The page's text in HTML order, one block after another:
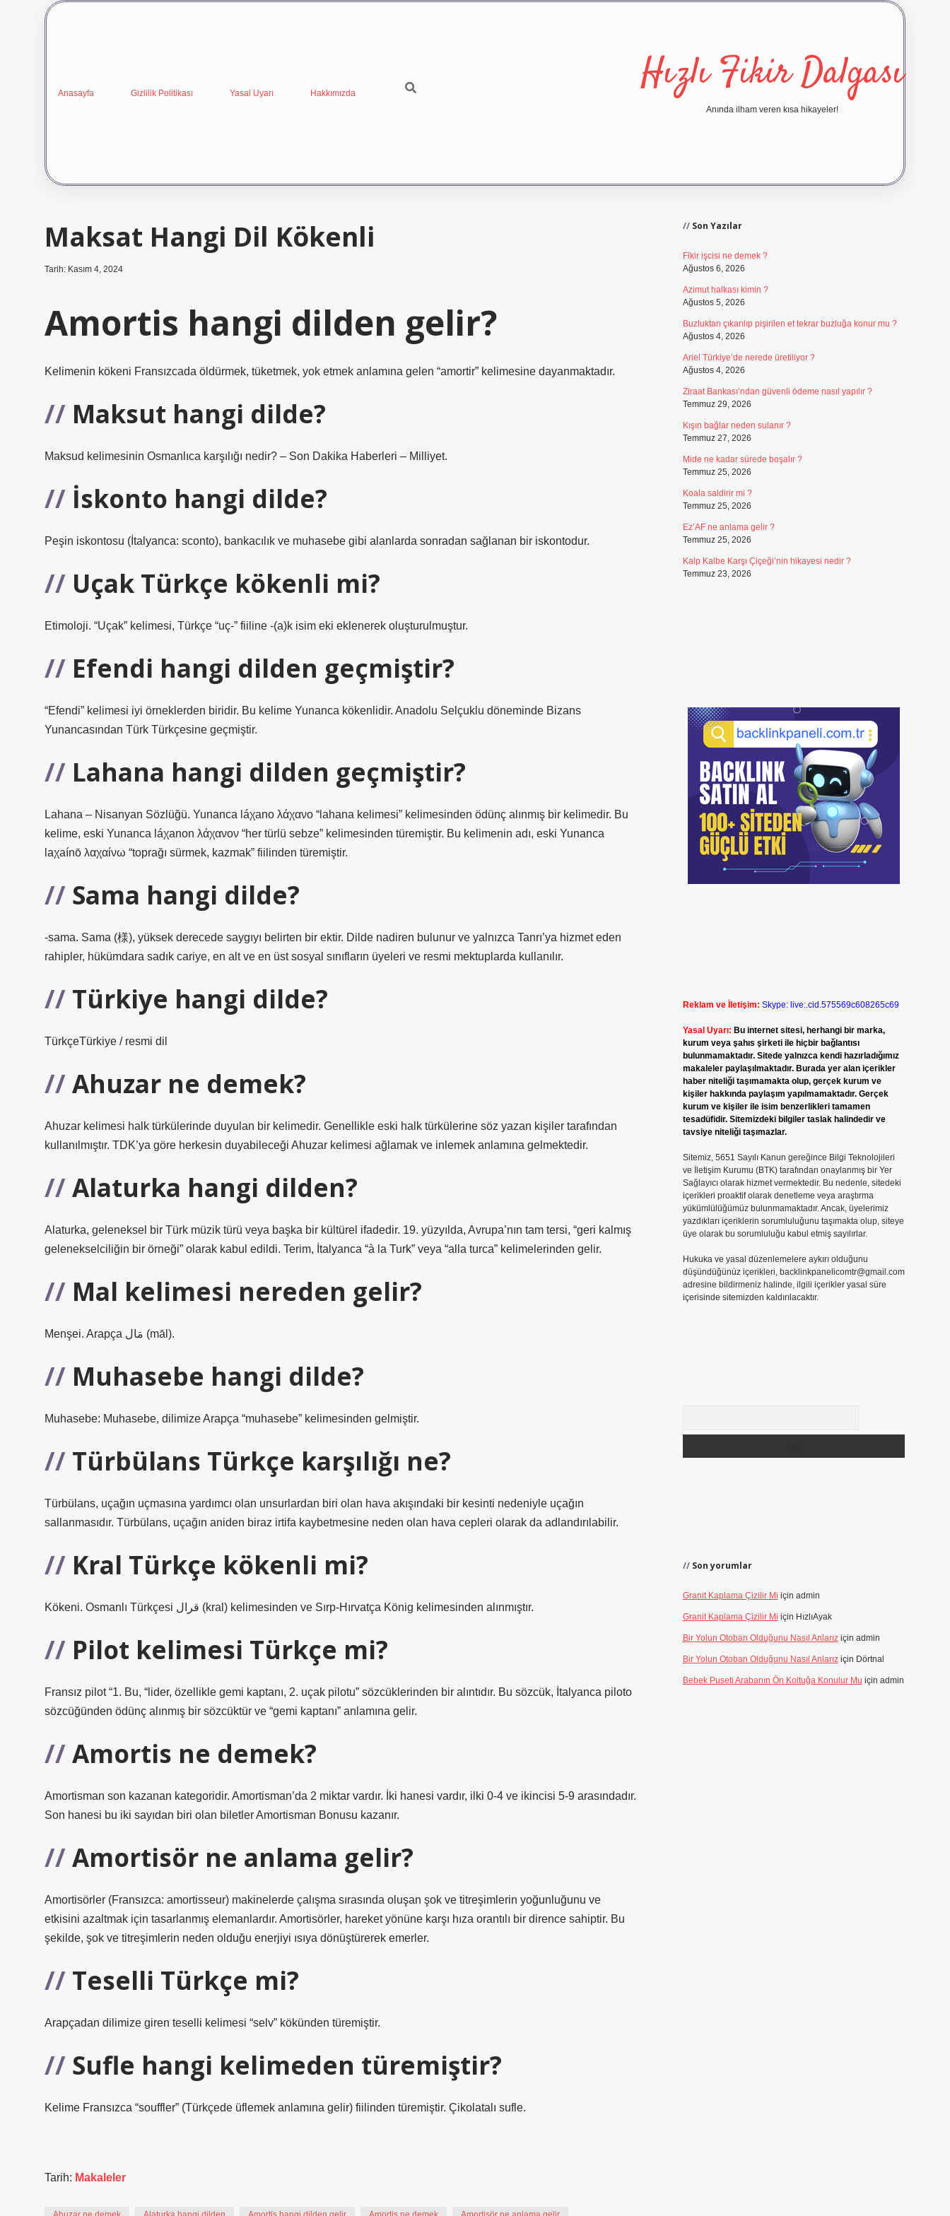
Anasayfa Gizlilik Politikası Yasal Uyarı Hakkımızda Hızlı Fikir Dalgası
Anında ilham veren kısa hikayeler!
Maksat Hangi Dil Kökenli
Tarih: Kasım 4, 2024
Amortis hangi dilden gelir?
Kelimenin kökeni Fransızcada öldürmek, tüketmek, yok etmek anlamına gelen “amortir” kelimesine dayanmaktadır.
Maksut hangi dilde?
Maksud kelimesinin Osmanlıca karşılığı nedir? – Son Dakika Haberleri – Milliyet.
İskonto hangi dilde?
Peşin iskontosu (İtalyanca: sconto), bankacılık ve muhasebe gibi alanlarda sonradan sağlanan bir iskontodur.
Uçak Türkçe kökenli mi?
Etimoloji. “Uçak” kelimesi, Türkçe “uç-” fiiline -(a)k isim eki eklenerek oluşturulmuştur.
Efendi hangi dilden geçmiştir?
“Efendi” kelimesi iyi örneklerden biridir. Bu kelime Yunanca kökenlidir. Anadolu Selçuklu döneminde Bizans
Yunancasından Türk Türkçesine geçmiştir.
Lahana hangi dilden geçmiştir?
Lahana – Nisanyan Sözlüğü. Yunanca láχano λάχανο “lahana kelimesi” kelimesinden ödünç alınmış bir kelimedir. Bu
kelime, eski Yunanca láχanon λάχανον “her türlü sebze” kelimesinden türemiştir. Bu kelimenin adı, eski Yunanca
laχaínō λαχαίνω “toprağı sürmek, kazmak” fiilinden türemiştir.
Sama hangi dilde?
-sama. Sama (様), yüksek derecede saygıyı belirten bir ektir. Dilde nadiren bulunur ve yalnızca Tanrı’ya hizmet eden
rahipler, hükümdara sadık cariye, en alt ve en üst sosyal sınıfların üyeleri ve resmi mektuplarda kullanılır.
Türkiye hangi dilde?
TürkçeTürkiye / resmi dil
Ahuzar ne demek?
Ahuzar kelimesi halk türkülerinde duyulan bir kelimedir. Genellikle eski halk türkülerine söz yazan kişiler tarafından
kullanılmıştır. TDK’ya göre herkesin duyabileceği Ahuzar kelimesi ağlamak ve inlemek anlamına gelmektedir.
Alaturka hangi dilden?
Alaturka, geleneksel bir Türk müzik türü veya başka bir kültürel ifadedir. 19. yüzyılda, Avrupa’nın tam tersi, “geri kalmış
gelenekselciliğin bir örneği” olarak kabul edildi. Terim, İtalyanca “à la Turk” veya “alla turca” kelimelerinden gelir.
Mal kelimesi nereden gelir?
Menşei. Arapça مَال‎ (māl).
Muhasebe hangi dilde?
Muhasebe: Muhasebe, dilimize Arapça “muhasebe” kelimesinden gelmiştir.
Türbülans Türkçe karşılığı ne?
Türbülans, uçağın uçmasına yardımcı olan unsurlardan biri olan hava akışındaki bir kesinti nedeniyle uçağın
sallanmasıdır. Türbülans, uçağın aniden biraz irtifa kaybetmesine neden olan hava cepleri olarak da adlandırılabilir.
Kral Türkçe kökenli mi?
Kökeni. Osmanlı Türkçesi قرال‎ (kral) kelimesinden ve Sırp-Hırvatça König kelimesinden alınmıştır.
Pilot kelimesi Türkçe mi?
Fransız pilot “1. Bu, “lider, özellikle gemi kaptanı, 2. uçak pilotu” sözcüklerinden bir alıntıdır. Bu sözcük, İtalyanca piloto
sözcüğünden ödünç alınmış bir sözcüktür ve “gemi kaptanı” anlamına gelir.
Amortis ne demek?
Amortisman son kazanan kategoridir. Amortisman’da 2 miktar vardır. İki hanesi vardır, ilki 0-4 ve ikincisi 5-9 arasındadır.
Son hanesi bu iki sayıdan biri olan biletler Amortisman Bonusu kazanır.
Amortisör ne anlama gelir?
Amortisörler (Fransızca: amortisseur) makinelerde çalışma sırasında oluşan şok ve titreşimlerin yoğunluğunu ve
etkisini azaltmak için tasarlanmış elemanlardır. Amortisörler, hareket yönüne karşı hıza orantılı bir dirence sahiptir. Bu
şekilde, şok ve titreşimlerin neden olduğu enerjiyi ısıya dönüştürerek emerler.
Teselli Türkçe mi?
Arapçadan dilimize giren teselli kelimesi “selv” kökünden türemiştir.
Sufle hangi kelimeden türemiştir?
Kelime Fransızca “souffler” (Türkçede üflemek anlamına gelir) fiilinden türemiştir. Çikolatalı sufle.
Tarih: Makaleler
Son Yazılar
Fikir işcisi ne demek ?
Ağustos 6, 2026
Azimut halkası kimin ?
Ağustos 5, 2026
Buzluktan çıkarılıp pişirilen et tekrar buzluğa konur mu ?
Ağustos 4, 2026
Ariel Türkiye’de nerede üretiliyor ?
Ağustos 4, 2026
Ziraat Bankası’ndan güvenli ödeme nasıl yapılır ?
Temmuz 29, 2026
Kışın bağlar neden sulanır ?
Temmuz 27, 2026
Mide ne kadar sürede boşalır ?
Temmuz 25, 2026
Koala saldirir mi ?
Temmuz 25, 2026
Ez’AF ne anlama gelir ?
Temmuz 25, 2026
Kalp Kalbe Karşı Çiçeği’nin hikayesi nedir ?
Temmuz 23, 2026
Reklam ve İletişim: Skype: live:.cid.575569c608265c69
Yasal Uyarı: Bu internet sitesi, herhangi bir marka,
kurum veya şahıs şirketi ile hiçbir bağlantısı
bulunmamaktadır. Sitede yalnızca kendi hazırladığımız
makaleler paylaşılmaktadır. Burada yer alan içerikler
haber niteliği taşımamakta olup, gerçek kurum ve
kişiler hakkında paylaşım yapılmamaktadır. Gerçek
kurum ve kişiler ile isim benzerlikleri tamamen
tesadüfidir. Sitemizdeki bilgiler taslak halindedir ve
tavsiye niteliği taşımazlar.
Sitemiz, 5651 Sayılı Kanun gereğince Bilgi Teknolojileri
ve İletişim Kurumu (BTK) tarafından onaylanmış bir Yer
Sağlayıcı olarak hizmet vermektedir. Bu nedenle, sitedeki
içerikleri proaktif olarak denetleme veya araştırma
yükümlülüğümüz bulunmamaktadır. Ancak, üyelerimiz
yazdıkları içeriklerin sorumluluğunu taşımakta olup, siteye
üye olarak bu sorumluluğu kabul etmiş sayılırlar.
Hukuka ve yasal düzenlemelere aykırı olduğunu
düşündüğünüz içerikleri, backlinkpanelicomtr@gmail.com
adresine bildirmeniz halinde, ilgili içerikler yasal süre
içerisinde sitemizden kaldırılacaktır.
Son yorumlar
Granit Kaplama Çizilir Mi için admin
Granit Kaplama Çizilir Mi için HızlıAyak
Bir Yolun Otoban Olduğunu Nasıl Anlarıziçin admin
Bir Yolun Otoban Olduğunu Nasıl Anlarıziçin Dörtnal
Bebek Puseti Arabanın Ön Koltuğa Konulur Mu için admin